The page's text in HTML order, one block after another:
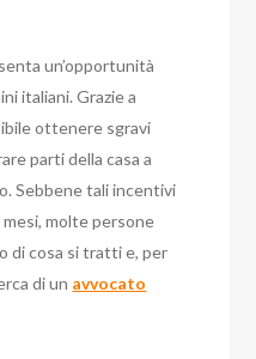
un’opportunità
italiani. Grazie a
ottenere sgravi
parti della casa a
Sebbene tali incentivi
mesi, molte persone
di cosa si tratti e, per
di un avvocato